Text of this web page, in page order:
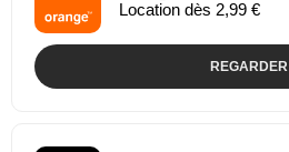
Location dès 2,99 €
REGARDER